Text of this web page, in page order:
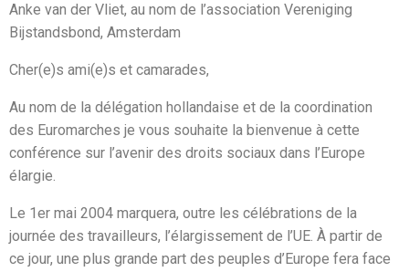
Anke van der Vliet, au nom de l’association Vereniging
Bijstandsbond, Amsterdam
Cher(e)s ami(e)s et camarades,
Au nom de la délégation hollandaise et de la coordination
des Euromarches je vous souhaite la bienvenue à cette
conférence sur l’avenir des droits sociaux dans l’Europe
élargie.
Le 1er mai 2004 marquera, outre les célébrations de la
journée des travailleurs, l’élargissement de l’UE. À partir de
ce jour, une plus grande part des peuples d’Europe fera face